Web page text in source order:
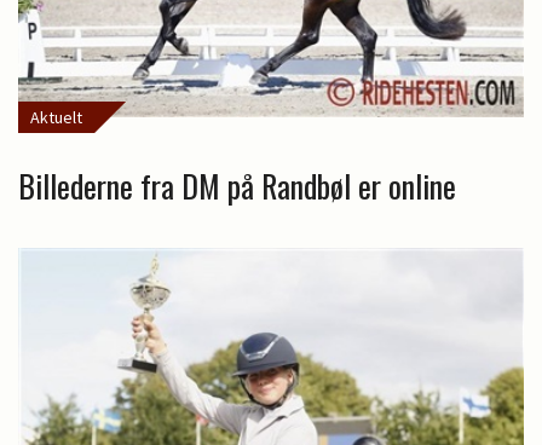
Aktuelt
Billederne fra DM på Randbøl er online